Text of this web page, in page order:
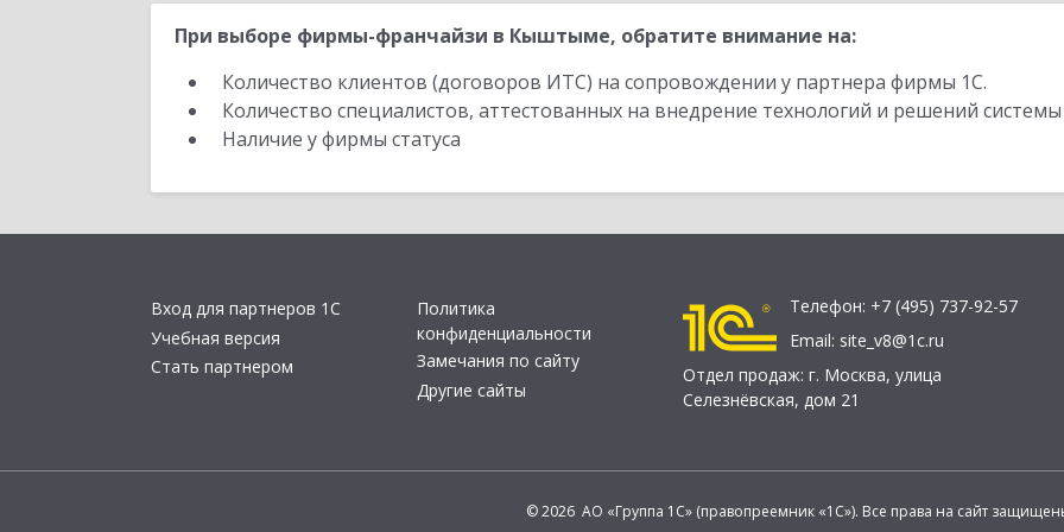
При выборе фирмы-франчайзи в Кыштыме, обратите внимание на:
Количество клиентов (договоров ИТС) на сопровождении у партнера фирмы 1С.
Количество специалистов, аттестованных на внедрение технологий и решений
Наличие у фирмы статуса
Вход для партнеров 1С
Учебная версия
Стать партнером
Политика
конфиденциальности
Замечания по сайту
Другие сайты
Телефон: +7 (495) 737-92-57
Email: site_v8@1c.ru
Отдел продаж: г. Москва, улица
Селезнёвская, дом 21
© 2026 АО «Группа 1С» (правопреемник «1С»). Все права на сайт